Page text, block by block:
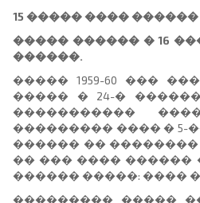
15 ����� ����
����� ������ � 16
������.
����� 1959-60 ���
����� � 24-�
�����������
��������� ���� �
������ ��
�� ��� ���� ������
������ �����: ����
��������� �����